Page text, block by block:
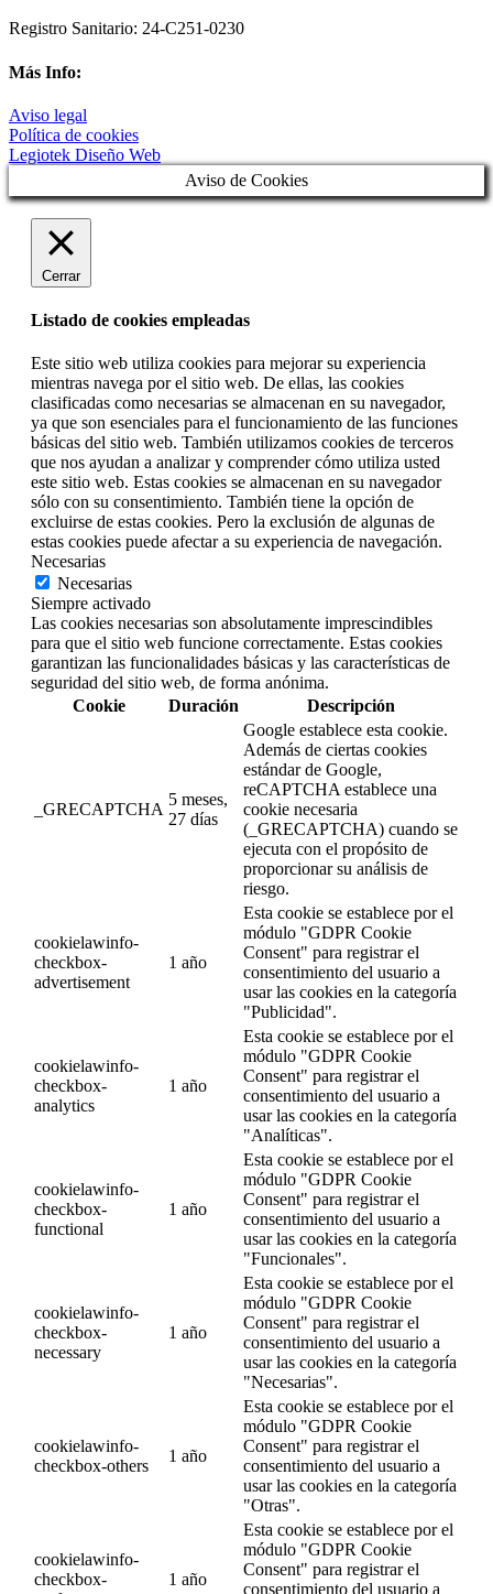
Registro Sanitario: 24-C251-0230
Más Info:
Aviso legal
Política de cookies
Legiotek Diseño Web
Aviso de Cookies
Cerrar
Listado de cookies empleadas
Este sitio web utiliza cookies para mejorar su experiencia
mientras navega por el sitio web. De ellas, las cookies
clasificadas como necesarias se almacenan en su navegador,
ya que son esenciales para el funcionamiento de las funciones
básicas del sitio web. También utilizamos cookies de terceros
que nos ayudan a analizar y comprender cómo utiliza usted
este sitio web. Estas cookies se almacenan en su navegador
sólo con su consentimiento. También tiene la opción de
excluirse de estas cookies. Pero la exclusión de algunas de
estas cookies puede afectar a su experiencia de navegación.
Necesarias
Necesarias
Siempre activado
Las cookies necesarias son absolutamente imprescindibles
para que el sitio web funcione correctamente. Estas cookies
garantizan las funcionalidades básicas y las características de
seguridad del sitio web, de forma anónima.
Cookie
Duración Descripción
_GRECAPTCHA
5 meses,
27 días
Google establece esta cookie.
Además de ciertas cookies
estándar de Google,
reCAPTCHA establece una
cookie necesaria
(_GRECAPTCHA) cuando se
ejecuta con el propósito de
proporcionar su análisis de
riesgo.
cookielawinfo-
checkbox-
advertisement
1 año
Esta cookie se establece por el
módulo "GDPR Cookie
Consent" para registrar el
consentimiento del usuario a
usar las cookies en la categoría
"Publicidad".
cookielawinfo-
checkbox-
analytics
1 año
Esta cookie se establece por el
módulo "GDPR Cookie
Consent" para registrar el
consentimiento del usuario a
usar las cookies en la categoría
"Analíticas".
cookielawinfo-
checkbox-
functional
1 año
Esta cookie se establece por el
módulo "GDPR Cookie
Consent" para registrar el
consentimiento del usuario a
usar las cookies en la categoría
"Funcionales".
cookielawinfo-
checkbox-
necessary
1 año
Esta cookie se establece por el
módulo "GDPR Cookie
Consent" para registrar el
consentimiento del usuario a
usar las cookies en la categoría
"Necesarias".
cookielawinfo-
checkbox-others
1 año
Esta cookie se establece por el
módulo "GDPR Cookie
Consent" para registrar el
consentimiento del usuario a
usar las cookies en la categoría
"Otras".
cookielawinfo-
checkbox-
1 año
Esta cookie se establece por el
módulo "GDPR Cookie
Consent" para registrar el
consentimiento del usuario a